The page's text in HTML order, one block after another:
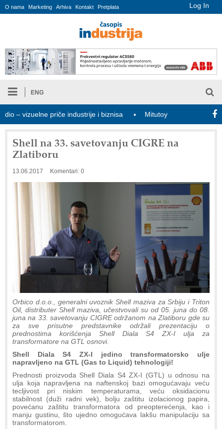
Log In
O nama Marketing Arhiva Kontakt Pretplata
ENG
priče industrije i biznisa Mitutoyo Crysta-Apex V PLUS:
Shell na 33. savetovanju CIGRE na
Zlatiboru
13.06.2017 Komentari: 0
Orbico d.o.o., generalni uvoznik Shell maziva za Srbiju i Triton
Oil, distributer Shell maziva, učestvovali su od 05. juna do 08.
juna na 33. savetovanju CIGRE održanom na Zlatiboru gde su
za sve prisutne predstavnike održali prezentaciju o
prednostima korišćenja Shell Diala S4 ZX-I ulja za
transformatore na GTL osnovi.
Shell Diala S4 ZX-I jedino transformatorsko ulje
napravljeno na GTL (Gas to Liquid) tehnologiji!
Prednosti proizvoda Shell Diala S4 ZX-I (GTL) u odnosu na
ulja koja napravljena na naftenskoj bazi omogućavaju veću
tecljivost pri niskim temperaturama, veću oksidacionu
stabilnost (duži radni vek), bolju zaštitu izolacionog papira,
povećanu zaštitu transformatora od preopterećenja, kao i
manju gustinu, što ujedno omogućava lakšu manipulaciju sa
transformatorom.